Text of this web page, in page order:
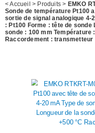
<Accueil > Produits > EMKO
Sonde de température Pt100
sortie de signal analogique 4-
: Pt100 Forme : tête de sonde
sonde : 100 mm Température
Raccordement : transmetteur